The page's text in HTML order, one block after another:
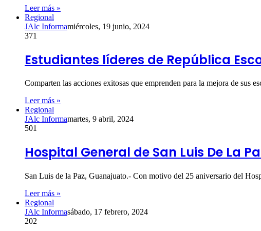
Leer más »
Regional
JAlc Informamiércoles, 19 junio, 2024
371
Estudiantes líderes de República
Comparten las acciones exitosas que emprenden para la mejora de sus
Leer más »
Regional
JAlc Informamartes, 9 abril, 2024
501
Hospital General de San Luis De La
San Luis de la Paz, Guanajuato.- Con motivo del 25 aniversario del
Leer más »
Regional
JAlc Informasábado, 17 febrero, 2024
202